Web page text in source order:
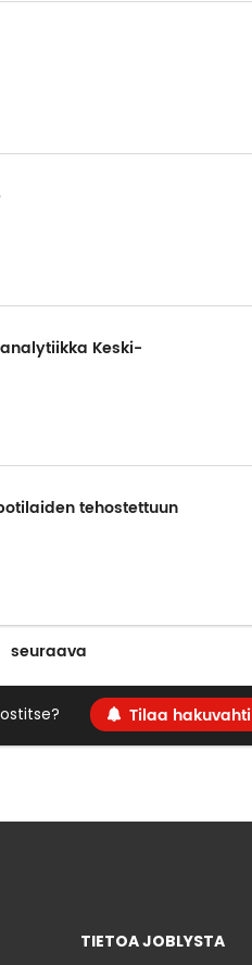
Keski-
tehostettuun
seuraava
Tilaa hakuvahti
TIETOA JOBLYSTA